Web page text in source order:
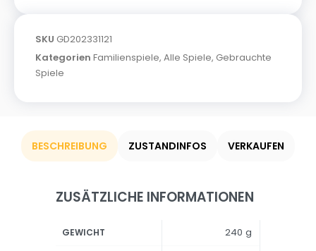
SKU GD202331121
Kategorien Familienspiele, Alle Spiele, Gebrauchte
Spiele
BESCHREIBUNG ZUSTANDINFOS VERKAUFEN
ZUSÄTZLICHE INFORMATIONEN
GEWICHT 240 g